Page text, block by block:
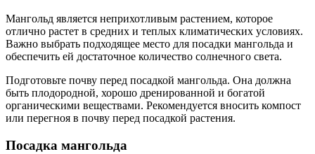
Мангольд является неприхотливым растением, которое
отлично растет в средних и теплых климатических условиях.
Важно выбрать подходящее место для посадки мангольда и
обеспечить ей достаточное количество солнечного света.
Подготовьте почву перед посадкой мангольда. Она должна
быть плодородной, хорошо дренированной и богатой
органическими веществами. Рекомендуется вносить компост
или перегноя в почву перед посадкой растения.
Посадка мангольда